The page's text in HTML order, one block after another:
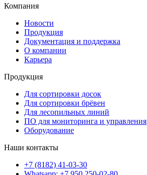
Компания
Новости
Продукция
Документация и поддержка
О компании
Карьера
Продукция
Для сортировки досок
Для сортировки брёвен
Для лесопильных линий
ПО для мониторинга и управления
Оборудование
Наши контакты
+7 (8182) 41-03-30